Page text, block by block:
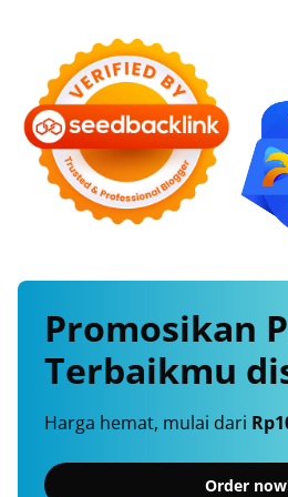
Promosikan
Terbaikmu
Harga hemat, mulai dari
Order